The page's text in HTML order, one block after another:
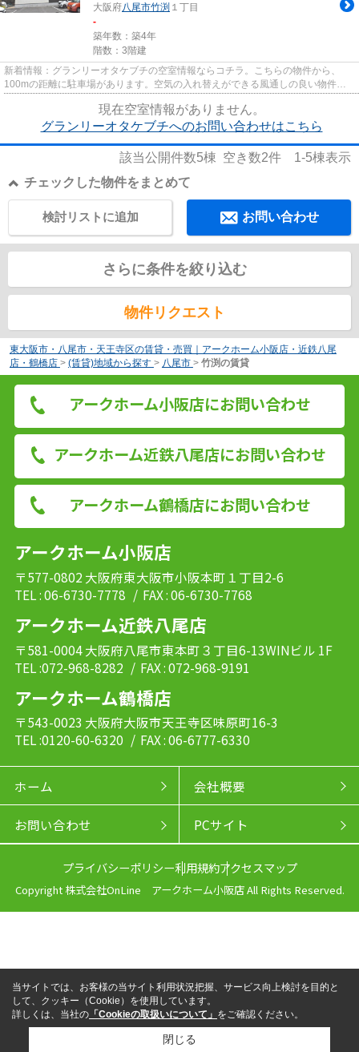
大阪府八尾市竹渕 １丁目
-
築年数：築4年
階数：3階建
新着情報：グランリーオタケブチの空室情報ならコチラ。こちらの物件から、
100mの距離に駐車場があります。空気の入れ替えができる風通しの良い物件で
す。お車をお持ちの方にオススメ...
現在空室情報がありません。
グランリーオタケブチへのお問い合わせはこちら
該当公開件数5棟 空き数2件 1-5棟表示
チェックした物件をまとめて
お問い合わせ
検討リストに追加
さらに条件を絞り込む
物件リクエスト
東大阪市・八尾市・天王寺区の賃貸・売買｜アークホーム小阪店・近鉄八尾
店・鶴橋店 > (賃貸)地域から探す > 八尾市 > 竹渕の賃貸
アークホーム小阪店にお問い合わせ
アークホーム近鉄八尾店にお問い合わせ
アークホーム鶴橋店にお問い合わせ
アークホーム小阪店
〒577-0802 大阪府東大阪市小阪本町１丁目2-6
TEL : 06-6730-7778 / FAX : 06-6730-7768
アークホーム近鉄八尾店
〒581-0004 大阪府八尾市東本町３丁目6-13WINビル 1F
TEL :072-968-8282 / FAX : 072-968-9191
アークホーム鶴橋店
〒543-0023 大阪府大阪市天王寺区味原町16-3
TEL :0120-60-6320 / FAX : 06-6777-6330
ホーム 会社概要
お問い合わせ PCサイト
プライバシーポリシー利用規約アクセスマップ
Copyright 株式会社OnLine アークホーム小阪店 All Rights Reserved.
当サイトでは、お客様の当サイト利用状況把握、サービス向上検討を目的と
して、クッキー（Cookie）を使用しています。
詳しくは、当社の 「Cookieの取扱いについて」 をご確認ください。
閉じる